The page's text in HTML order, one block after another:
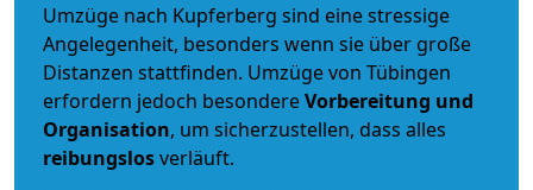
Umzüge nach Kupferberg sind eine stressige
Angelegenheit, besonders wenn sie über große
Distanzen stattfinden. Umzüge von Tübingen
erfordern jedoch besondereVorbereitung und
Organisation, um sicherzustellen, dass alles
reibungslosverläuft.